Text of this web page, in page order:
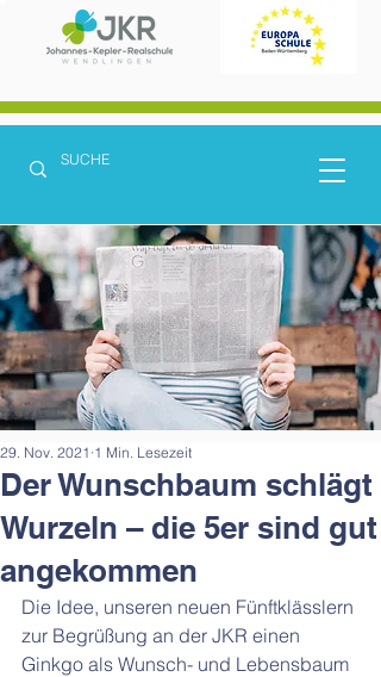
Der Wunschbaum schlägt
Wurzeln – die 5er sind gut
angekommen
29. Nov. 2021 1 Min. Lesezeit
Die Idee, unseren neuen Fünftklässlern
zur Begrüßung an der JKR einen
Ginkgo als Wunsch- und Lebensbaum